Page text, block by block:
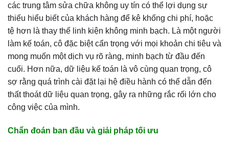
các trung tâm sửa chữa không uy tín có thể lợi dụng sự
thiếu hiểu biết của khách hàng để kê khống chi phí, hoặc
tệ hơn là thay thế linh kiện không minh bạch. Là một người
làm kế toán, cô đặc biệt cẩn trọng với mọi khoản chi tiêu và
mong muốn một dịch vụ rõ ràng, minh bạch từ đầu đến
cuối. Hơn nữa, dữ liệu kế toán là vô cùng quan trọng, cô
sợ rằng quá trình cài đặt lại hệ điều hành có thể dẫn đến
thất thoát dữ liệu quan trọng, gây ra những rắc rối lớn cho
công việc của mình.
Chẩn đoán ban đầu và giải pháp tối ưu